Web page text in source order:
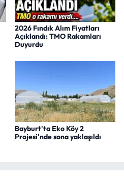
2026 Fındık Alım Fiyatları
Açıklandı: TMO Rakamları
Duyurdu
Bayburt'ta Eko Köy 2
Projesi'nde sona yaklaşıldı